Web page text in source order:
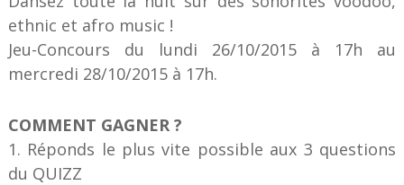
ethnic et afro music !
Jeu-Concours du lundi 26/10/2015 à 17h au
mercredi 28/10/2015 à 17h.
COMMENT GAGNER ?
1. Réponds le plus vite possible aux 3 questions
du QUIZZ